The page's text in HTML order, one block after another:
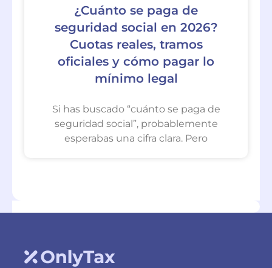
¿Cuánto se paga de
seguridad social en 2026?
Cuotas reales, tramos
oficiales y cómo pagar lo
mínimo legal
Si has buscado “cuánto se paga de
seguridad social”, probablemente
esperabas una cifra clara. Pero